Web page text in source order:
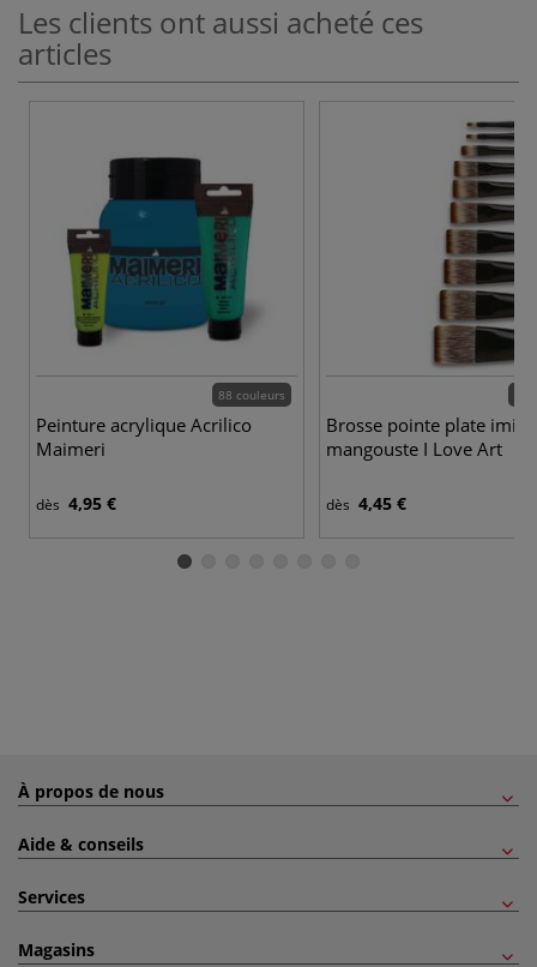
Les clients ont aussi acheté ces
articles
88 couleurs
Peinture acrylique Acrilico
Maimeri
dès 4,95 €
Brosse pointe plate
mangouste I Love Art
dès 4,45 €
À propos de nous
Aide & conseils
Services
Magasins